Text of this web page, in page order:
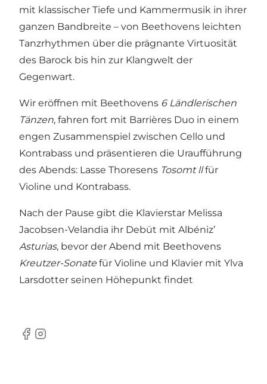
mit klassischer Tiefe und Kammermusik in ihrer
ganzen Bandbreite – von Beethovens leichten
Tanzrhythmen über die prägnante Virtuosität
des Barock bis hin zur Klangwelt der
Gegenwart.
Wir eröffnen mit Beethovens 6 Ländlerischen
Tänzen, fahren fort mit Barrières Duo in einem
engen Zusammenspiel zwischen Cello und
Kontrabass und präsentieren die Uraufführung
des Abends: Lasse Thoresens Tosomt llfür
Violine und Kontrabass.
Nach der Pause gibt die Klavierstar Melissa
Jacobsen-Velandia ihr Debüt mit Albéniz’
Asturias, bevor der Abend mit Beethovens
Kreutzer-Sonate für Violine und Klavier mit Ylva
Larsdotter seinen Höhepunkt findet
Facebook
Instagram